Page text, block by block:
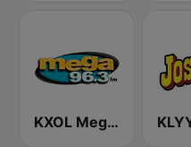
KXOL Mega 96.3 FM